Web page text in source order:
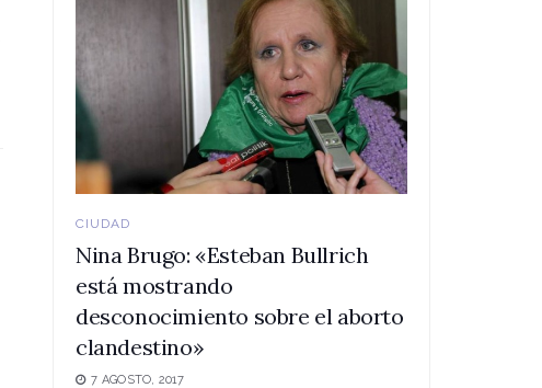
CIUDAD
Nina Brugo: «Esteban Bullrich
está mostrando
desconocimiento sobre el aborto
clandestino»
7 AGOSTO, 2017